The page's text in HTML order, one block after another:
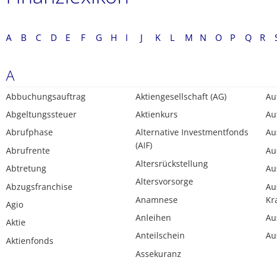
A B C D E F G H I J K L M N O P Q R
A
Abbuchungsauftrag
Abgeltungssteuer
Abrufphase
Abrufrente
Abtretung
Abzugsfranchise
Agio
Aktie
Aktienfonds
Aktiengesellschaft (AG)
Aktienkurs
Alternative Investmentfonds
(AIF)
Altersrückstellung
Altersvorsorge
Anamnese
Anleihen
Anteilschein
Assekuranz